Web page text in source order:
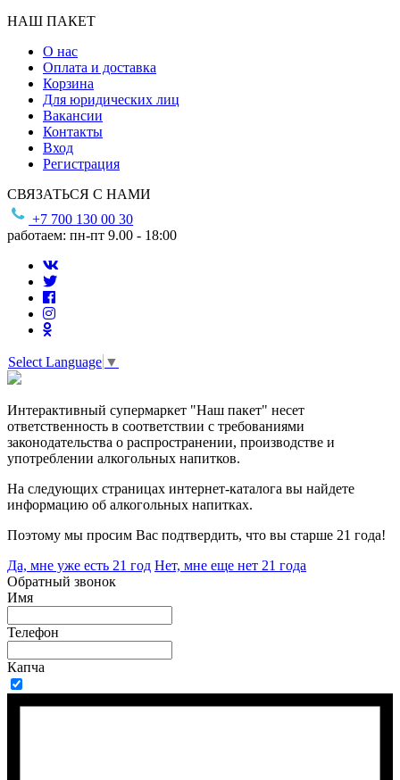
НАШ ПАКЕТ
О нас
Оплата и доставка
Корзина
Для юридических лиц
Вакансии
Контакты
Вход
Регистрация
СВЯЗАТЬСЯ С НАМИ
+7 700 130 00 30
работаем: пн-пт 9.00 - 18:00
Select Language ▼
Интерактивный супермаркет "Наш пакет" несет
ответственность в соответствии с требованиями
законодательства о распространении, производстве и
употреблении алкогольных напитков.
На следующих страницах интернет-каталога вы найдете
информацию об алкогольных напитках.
Поэтому мы просим Вас подтвердить, что вы старше 21 года!
Да, мне уже есть 21 год Нет, мне еще нет 21 года
Обратный звонок
Имя
Телефон
Капча